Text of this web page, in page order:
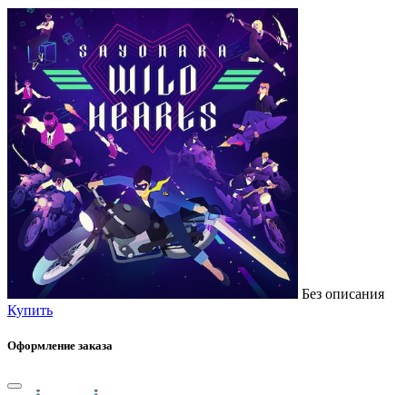
Без описания
Купить
Оформление заказа